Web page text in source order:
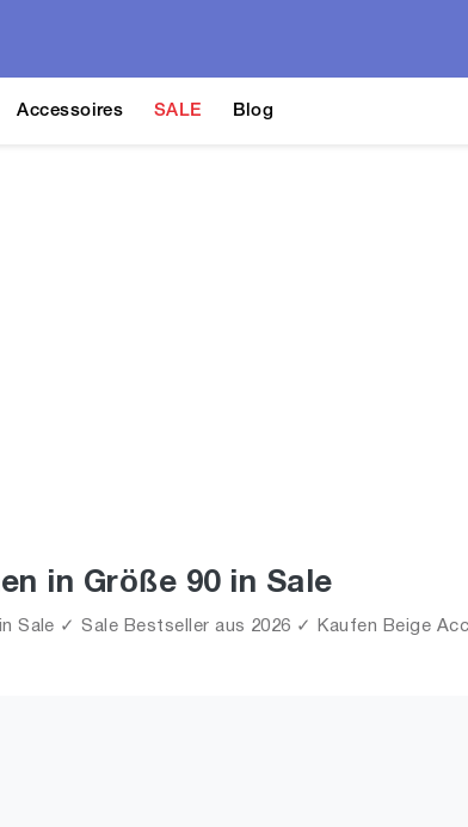
Accessoires SALE Blog
in Größe 90 in Sale
Sale ✓ Sale Bestseller aus 2026 ✓ Kaufen Beige